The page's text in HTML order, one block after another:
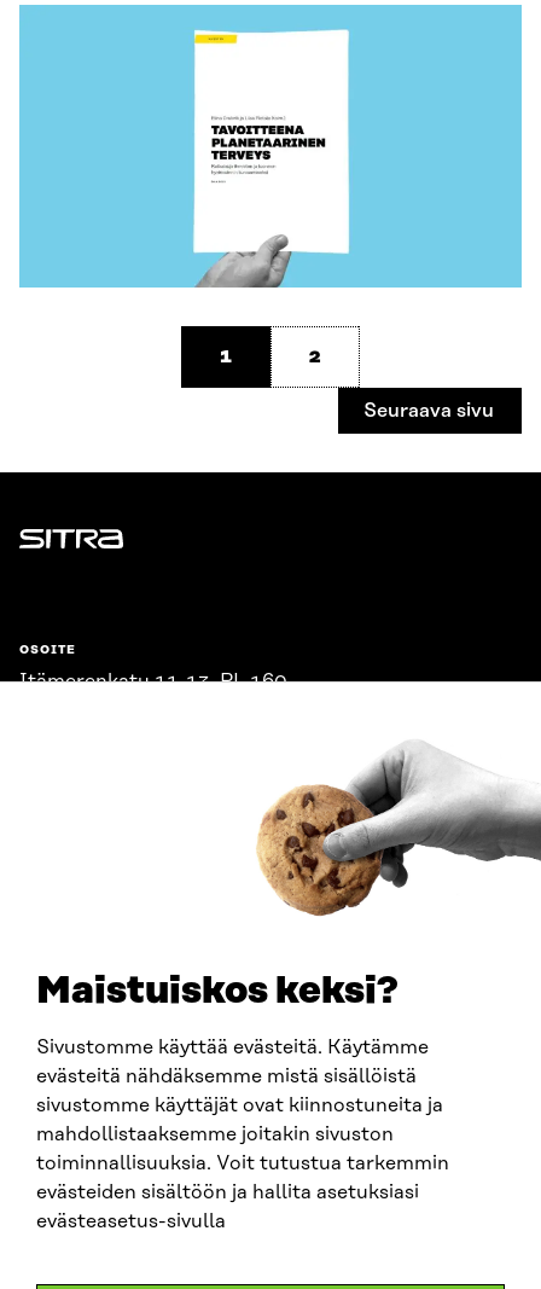
Maistuiskos keksi?
Sivustomme käyttää evästeitä. Käytämme
evästeitä nähdäksemme mistä sisällöistä
sivustomme käyttäjät ovat kiinnostuneita ja
mahdollistaaksemme joitakin sivuston
toiminnallisuuksia. Voit tutustua tarkemmin
evästeiden sisältöön ja hallita asetuksiasi
evästeasetus-sivulla
1 2
Seuraava sivu
Sitra
OSOITE
Itämerenkatu 11-13, PL 160,
SITRA SOSIAALISESSA MEDIASSA
LinkedIn
Instagram
YouTube